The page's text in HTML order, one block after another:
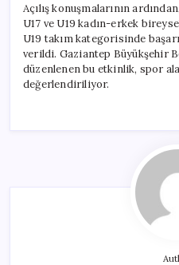
Açılış konuşmalarının
U17 ve U19 kadın-erkek
U19 takım kategorisinde
verildi. Gaziantep Büyükşehir
düzenlenen bu etkinlik, spor
değerlendiriliyor.